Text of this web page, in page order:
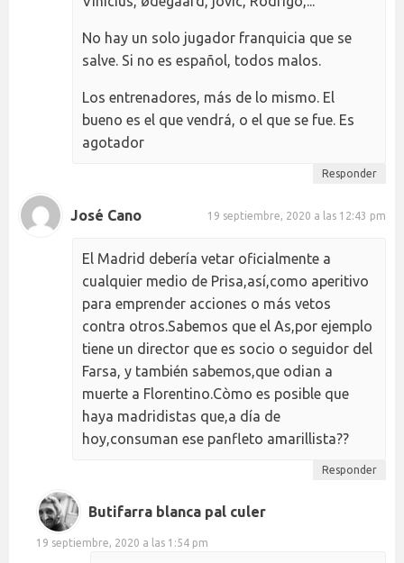
No hay un solo jugador franquicia que se
salve. Si no es español, todos malos.
Los entrenadores, más de lo mismo. El
bueno es el que vendrá, o el que se fue. Es
agotador
Responder
José Cano 19 septiembre, 2020 a las 12:43 pm
El Madrid debería vetar oficialmente a
cualquier medio de Prisa,así,como aperitivo
para emprender acciones o más vetos
contra otros.Sabemos que el As,por ejemplo
tiene un director que es socio o seguidor del
Farsa, y también sabemos,que odian a
muerte a Florentino.Còmo es posible que
haya madridistas que,a día de
hoy,consuman ese panfleto amarillista??
Responder
Butifarra blanca pal culer
19 septiembre, 2020 a las 1:54 pm